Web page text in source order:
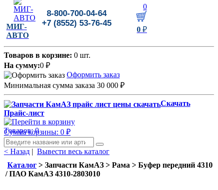
МИГ-
АВТО
8-800-700-04-64
+7 (8552) 53-76-45
0
0 ₽
Товаров в корзине: 0 шт.
На сумму:0 ₽
Оформить заказ
Минимальная сумма заказа 30 000 ₽
Скачать
Прайс-лист
Товаров: 0
Сумма корзины: 0 ₽
< Назад | Вывести весь каталог
Каталог > Запчасти КамАЗ > Рама > Буфер передний 4310
/ ПАО КамАЗ 4310-2803010